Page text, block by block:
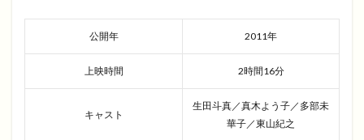
公開年 2011年
上映時間 2時間16分
キャスト
生田斗真／真木よう子／多部未
華子／東山紀之